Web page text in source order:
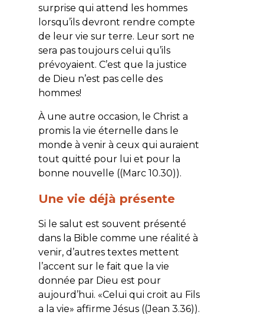
surprise qui attend les hommes
lorsqu’ils devront rendre compte
de leur vie sur terre. Leur sort ne
sera pas toujours celui qu’ils
prévoyaient. C’est que la justice
de Dieu n’est pas celle des
hommes!
À une autre occasion, le Christ a
promis la vie éternelle dans le
monde à venir à ceux qui auraient
tout quitté pour lui et pour la
bonne nouvelle ((Marc 10.30)).
Une vie déjà présente
Si le salut est souvent présenté
dans la Bible comme une réalité à
venir, d’autres textes mettent
l’accent sur le fait que la vie
donnée par Dieu est pour
aujourd’hui. «Celui qui croit au Fils
a la vie» affirme Jésus ((Jean 3.36)).